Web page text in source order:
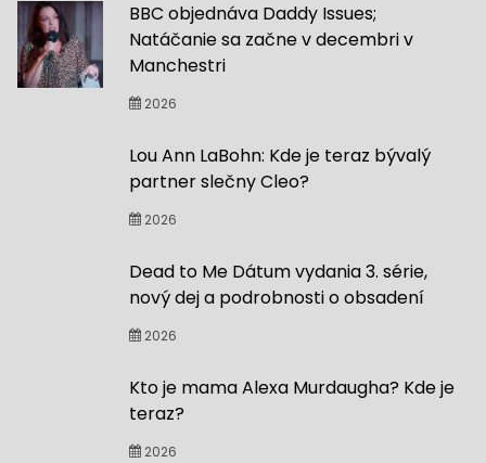
BBC objednáva Daddy Issues;
Natáčanie sa začne v decembri v
Manchestri
2026
Lou Ann LaBohn: Kde je teraz bývalý
partner slečny Cleo?
2026
Dead to Me Dátum vydania 3. série,
nový dej a podrobnosti o obsadení
2026
Kto je mama Alexa Murdaugha? Kde je
teraz?
2026